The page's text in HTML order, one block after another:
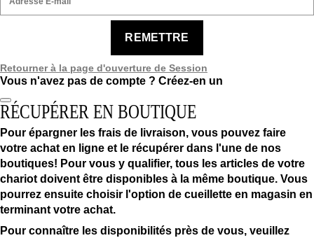
REMETTRE
Retourner à la page d'ouverture de Session
Vous n'avez pas de compte ? Créez-en un
RÉCUPÉRER EN BOUTIQUE
Pour épargner les frais de livraison, vous pouvez faire
votre achat en ligne et le récupérer dans l'une de nos
boutiques! Pour vous y qualifier, tous les articles de votre
chariot doivent être disponibles à la même boutique. Vous
pourrez ensuite choisir l'option de cueillette en magasin en
terminant votre achat.
Pour connaître les disponibilités près de vous, veuillez